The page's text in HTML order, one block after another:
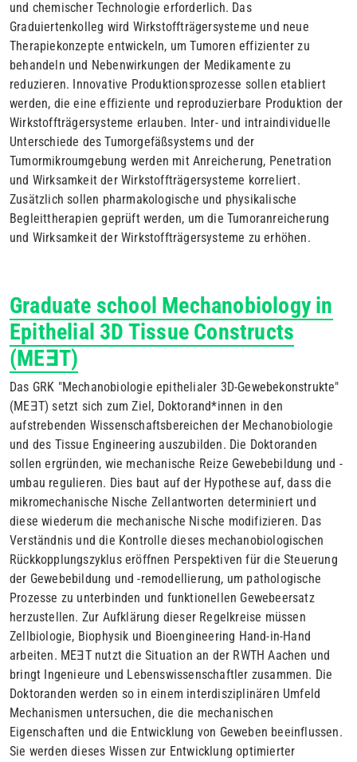
und chemischer Technologie erforderlich. Das
Graduiertenkolleg wird Wirkstoffträgersysteme und neue
Therapiekonzepte entwickeln, um Tumoren effizienter zu
behandeln und Nebenwirkungen der Medikamente zu
reduzieren. Innovative Produktionsprozesse sollen etabliert
werden, die eine effiziente und reproduzierbare Produktion der
Wirkstoffträgersysteme erlauben. Inter- und intraindividuelle
Unterschiede des Tumorgefäßsystems und der
Tumormikroumgebung werden mit Anreicherung, Penetration
und Wirksamkeit der Wirkstoffträgersysteme korreliert.
Zusätzlich sollen pharmakologische und physikalische
Begleittherapien geprüft werden, um die Tumoranreicherung
und Wirksamkeit der Wirkstoffträgersysteme zu erhöhen.
Graduate school Mechanobiology in
Epithelial 3D Tissue Constructs
(MEƎT)
Das GRK "Mechanobiologie epithelialer 3D-Gewebekonstrukte"
(MEƎT) setzt sich zum Ziel, Doktorand*innen in den
aufstrebenden Wissenschaftsbereichen der Mechanobiologie
und des Tissue Engineering auszubilden. Die Doktoranden
sollen ergründen, wie mechanische Reize Gewebebildung und -
umbau regulieren. Dies baut auf der Hypothese auf, dass die
mikromechanische Nische Zellantworten determiniert und
diese wiederum die mechanische Nische modifizieren. Das
Verständnis und die Kontrolle dieses mechanobiologischen
Rückkopplungszyklus eröffnen Perspektiven für die Steuerung
der Gewebebildung und -remodellierung, um pathologische
Prozesse zu unterbinden und funktionellen Gewebeersatz
herzustellen. Zur Aufklärung dieser Regelkreise müssen
Zellbiologie, Biophysik und Bioengineering Hand-in-Hand
arbeiten. MEƎT nutzt die Situation an der RWTH Aachen und
bringt Ingenieure und Lebenswissenschaftler zusammen. Die
Doktoranden werden so in einem interdisziplinären Umfeld
Mechanismen untersuchen, die die mechanischen
Eigenschaften und die Entwicklung von Geweben beeinflussen.
Sie werden dieses Wissen zur Entwicklung optimierter